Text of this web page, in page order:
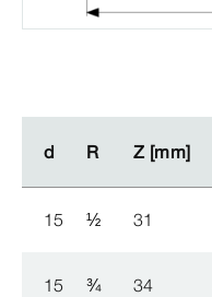
d R Z [mm]
d R Z [mm]
15 ½ 31
15 ¾ 34